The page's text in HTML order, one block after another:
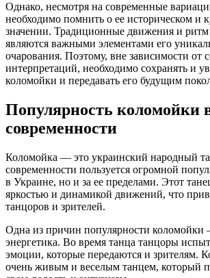
Однако, несмотря на современные
необходимо помнить о ее историческом и
значении. Традиционные движения и ритм
являются важными элементами его
очарования. Поэтому, вне зависимости от
интерпретаций, необходимо сохранять и
коломойки и передавать его будущим
Популярность коломойки
современности
Коломойка — это украинский народный
современности пользуется огромной
в Украине, но и за ее пределами. Этот
яркостью и динамикой движений, что
танцоров и зрителей.
Одна из причин популярности коломойки
энергетика. Во время танца танцоры
эмоции, которые передаются и зрителям.
очень живым и веселым танцем, который